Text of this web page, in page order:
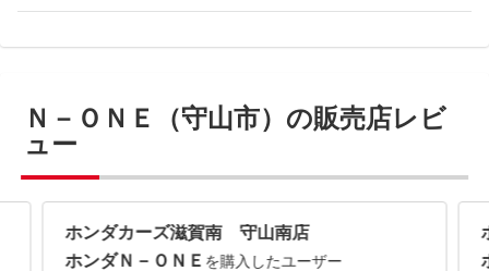
Ｎ－ＯＮＥ（守山市）の販売店レビ
ュー
ホンダカーズ滋賀南 守山南店
ホンダＮ－ＯＮＥ を購入したユーザー